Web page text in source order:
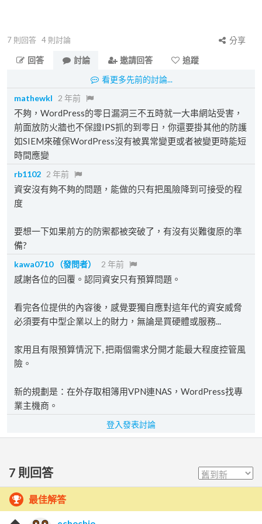
7 則回答 4 則討論
分享
回答
討論 邀請回答
追蹤
看更多先前的討論...
mathewkl
2 年前
不夠，WordPress的零日漏洞三不五時就一大串網站受害，
前面放防火牆也不保證IPS抓的到零日，你還要掛其他的防護
如SIEM來確保WordPress沒有被異常變更或者被變更時能短
時間應變
rb1102 2 年前
資安沒有夠不夠的問題，能做的只有把風險降到可接受的程
度
要想一下如果前方的防禦都被突破了，有沒有災難復原的準
備?
kawa0710 （發問者） 2 年前
感謝各位的回覆。認同資安只有預算問題。
看完各位提供的內容後，感覺要獨自應對這年代的資安威脅
必須要有中型企業以上的財力，無論是買硬體或服務...
家用且有限預算情況下, 把兩個需求分開才能最大程度控管風
險。
新的規劃是：在外存取相簿用VPN連NAS，WordPress找專
業主機商。
登入發表討論
7 則回答
最佳解答